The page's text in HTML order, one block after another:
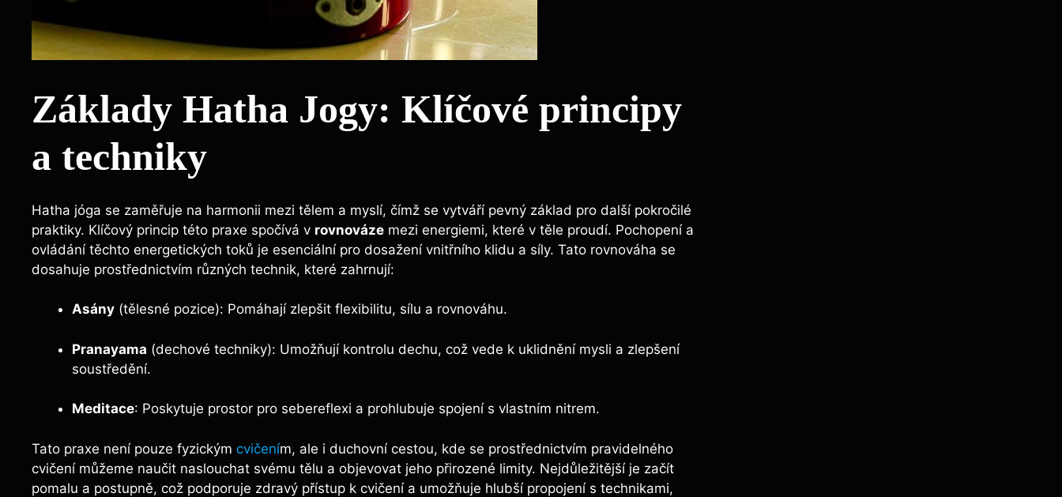
Základy Hatha Jogy: Klíčové principy
a techniky
Hatha jóga se zaměřuje na harmonii mezi tělem a myslí, čímž se vytváří pevný základ pro další pokročilé
praktiky. Klíčový princip této praxe spočívá v rovnováze mezi energiemi, které v těle proudí. Pochopení a
ovládání těchto energetických toků je esenciální pro dosažení vnitřního klidu a síly. Tato rovnováha se
dosahuje prostřednictvím různých technik, které zahrnují:
Asány (tělesné pozice): Pomáhají zlepšit flexibilitu, sílu a rovnováhu.
Pranayama (dechové techniky): Umožňují kontrolu dechu, což vede k uklidnění mysli a zlepšení
soustředění.
Meditace: Poskytuje prostor pro sebereflexi a prohlubuje spojení s vlastním nitrem.
Tato praxe není pouze fyzickým cvičením, ale i duchovní cestou, kde se prostřednictvím pravidelného
cvičení můžeme naučit naslouchat svému tělu a objevovat jeho přirozené limity. Nejdůležitější je začít
pomalu a postupně, což podporuje zdravý přístup k cvičení a umožňuje hlubší propojení s technikami,